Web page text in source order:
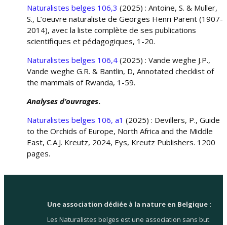
Naturalistes belges 106,3 (2025) : Antoine, S. & Muller,
S., L’oeuvre naturaliste de Georges Henri Parent (1907-
2014), avec la liste complète de ses publications
scientifiques et pédagogiques, 1-20.
Naturalistes belges 106,4(2025) : Vande weghe J.P.,
Vande weghe G.R. & Bantlin, D, Annotated checklist of
the mammals of Rwanda, 1-59.
Analyses d’ouvrages.
Naturalistes belges 106, a1 (2025) : Devillers, P., Guide
to the Orchids of Europe, North Africa and the Middle
East, C.A.J. Kreutz, 2024, Eys, Kreutz Publishers. 1200
pages.
Une association dédiée à la nature en Belgique :
Les Naturalistes belges est une association sans but